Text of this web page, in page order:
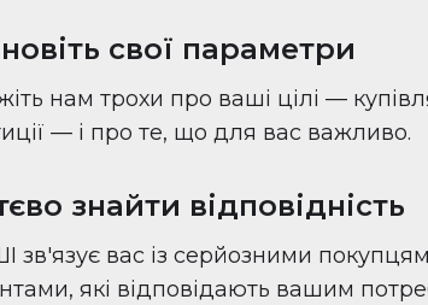
свої параметри
нам трохи про ваші цілі —
— і про те, що для вас важливо.
знайти відповідність
зв'язує вас із серйозними
які відповідають вашим